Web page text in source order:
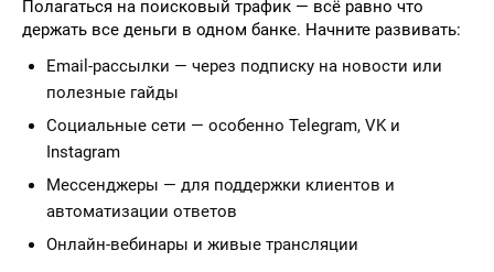
Полагаться на поисковый трафик — всё равно что
держать все деньги в одном банке. Начните развивать:
Email-рассылки — через подписку на новости или
полезные гайды
Социальные сети — особенно Telegram, VK и
Instagram
Мессенджеры — для поддержки клиентов и
автоматизации ответов
Онлайн-вебинары и живые трансляции